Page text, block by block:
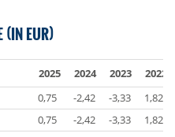
(IN EUR)
2025 2024 2023
2022
0,75 -2,42 -3,33
1,82
0,75 -2,42 -3,33
1,82